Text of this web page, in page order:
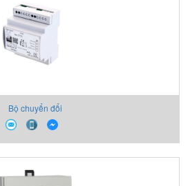
Bộ chuyển đổi